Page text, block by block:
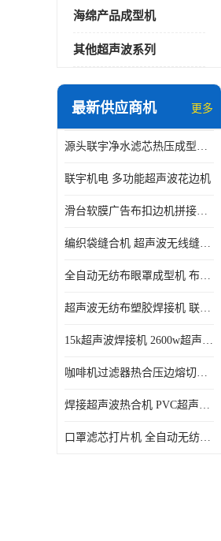
海绵产品成型机
其他超声波系列
最新供应商机 更多
源头联宇净水滤芯热压成型机器 超声波大功率封边机
联宇机电 多功能超声波花边机
滑台软膜广告布扣边机拼接机用于焊接热合拼接作用
编织袋缝合机 超声波无线缝合机 厂家现货供应
全自动无纺布眼罩成型机 布料海绵眼罩热合切边机
超声波无纺布塑胶焊接机 联宇制造
15k超声波焊接机 2600w超声波焊接机 联宇制造
咖啡机过滤器热合压边熔切机 超声波无纺布喷胶棉热合机
焊接超声波热合机 PVC超声波焊接机 无纺布超声波设备
口罩滤芯打片机 全自动无纺布压花压标设备 多层料复合机